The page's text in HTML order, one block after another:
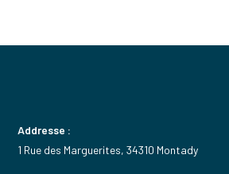
Addresse :
1 Rue des Marguerites, 34310 Montady